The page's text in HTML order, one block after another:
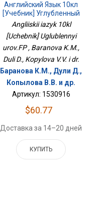
Английский Язык 10кл
[Учебник] Углубленный
Уров.ФП
Angliiskii iazyk 10kl
[Uchebnik] Uglublennyi
urov.FP , Baranova K.M.,
Duli D., Kopylova V.V. i dr.
Баранова К.М., Дули Д.,
Копылова В.В. и др.
Артикул: 1530916
$60.77
Доставка за 14–20 дней
КУПИТЬ